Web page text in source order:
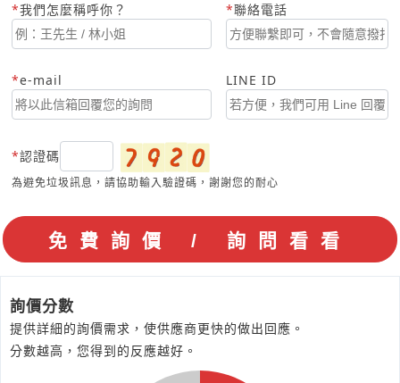
我們怎麼稱呼你？ 聯絡電話
e-mail LINE ID
認證碼
為避免垃圾訊息，請協助輸入驗證碼，謝謝您的耐心
詢價分數
提供詳細的詢價需求，使供應商更快的做出回應。
分數越高，您得到的反應越好。